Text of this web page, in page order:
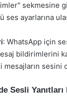
sekmesine
ses ayarlarına
: WhatsApp için
bildirimlerini
sesini
Sesli Yanıtları